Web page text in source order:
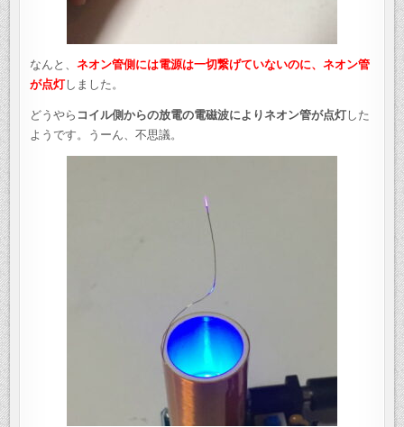
なんと、ネオン管側には電源は一切繋げていないのに、ネオン管
が点灯しました。
どうやら コイル側からの放電の電磁波によりネオン管が点灯 した
ようです。うーん、不思議。